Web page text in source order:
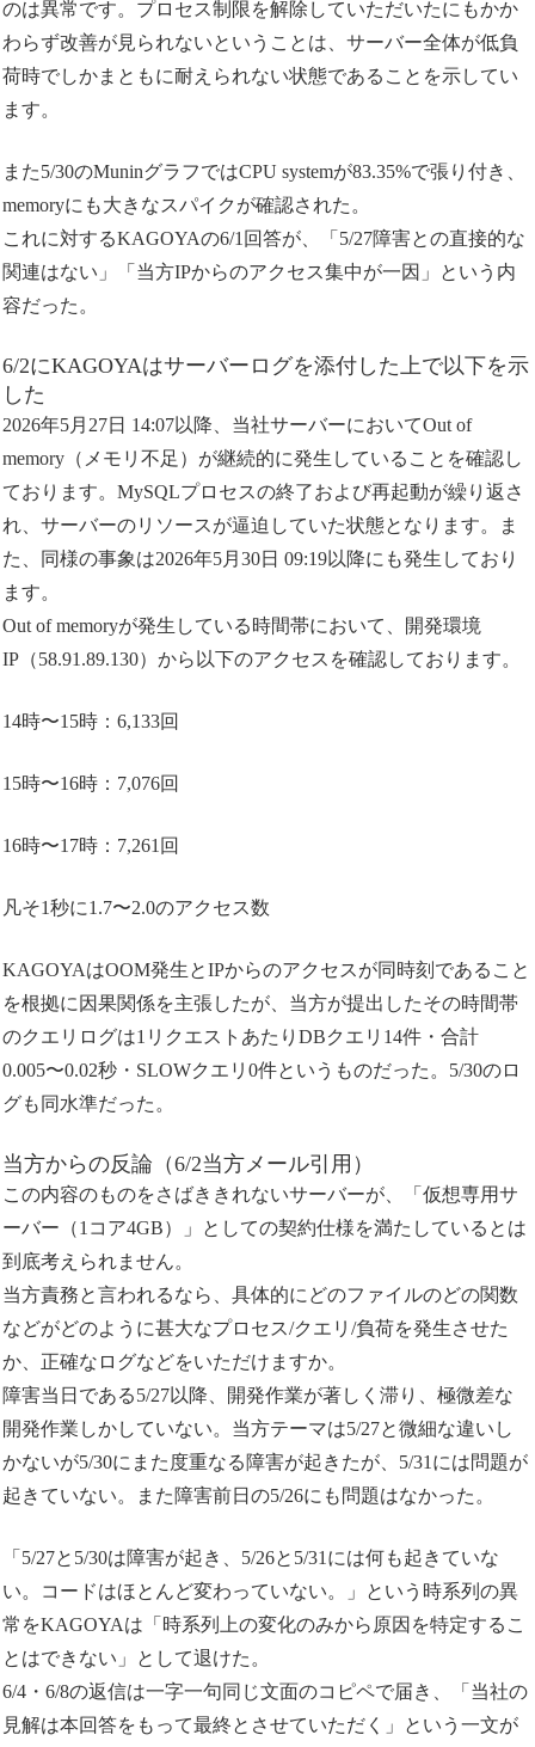
のは異常です。プロセス制限を解除していただいたにもかか
わらず改善が見られないということは、サーバー全体が低負
荷時でしかまともに耐えられない状態であることを示してい
ます。
また5/30のMuninグラフではCPU systemが83.35%で張り付き、
memoryにも大きなスパイクが確認された。
これに対するKAGOYAの6/1回答が、「5/27障害との直接的な
関連はない」「当方IPからのアクセス集中が一因」という内
容だった。
6/2にKAGOYAはサーバーログを添付した上で以下を示
した
2026年5月27日 14:07以降、当社サーバーにおいてOut of
memory（メモリ不足）が継続的に発生していることを確認し
ております。MySQLプロセスの終了および再起動が繰り返さ
れ、サーバーのリソースが逼迫していた状態となります。ま
た、同様の事象は2026年5月30日 09:19以降にも発生しており
ます。
Out of memoryが発生している時間帯において、開発環境
IP（58.91.89.130）から以下のアクセスを確認しております。
14時〜15時：6,133回
15時〜16時：7,076回
16時〜17時：7,261回
凡そ1秒に1.7〜2.0のアクセス数
KAGOYAはOOM発生とIPからのアクセスが同時刻であること
を根拠に因果関係を主張したが、当方が提出したその時間帯
のクエリログは1リクエストあたりDBクエリ14件・合計
0.005〜0.02秒・SLOWクエリ0件というものだった。5/30のロ
グも同水準だった。
当方からの反論（6/2当方メール引用）
この内容のものをさばききれないサーバーが、「仮想専用サ
ーバー（1コア4GB）」としての契約仕様を満たしているとは
到底考えられません。
当方責務と言われるなら、具体的にどのファイルのどの関数
などがどのように甚大なプロセス/クエリ/負荷を発生させた
か、正確なログなどをいただけますか。
障害当日である5/27以降、開発作業が著しく滞り、極微差な
開発作業しかしていない。当方テーマは5/27と微細な違いし
かないが5/30にまた度重なる障害が起きたが、5/31には問題が
起きていない。また障害前日の5/26にも問題はなかった。
「5/27と5/30は障害が起き、5/26と5/31には何も起きていな
い。コードはほとんど変わっていない。」という時系列の異
常をKAGOYAは「時系列上の変化のみから原因を特定するこ
とはできない」として退けた。
6/4・6/8の返信は一字一句同じ文面のコピペで届き、「当社の
見解は本回答をもって最終とさせていただく」という一文が